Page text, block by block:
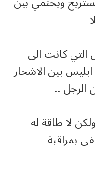
كانت الى
بين الاشجار
الرجل ..
لا طاقة له
بمراقبة